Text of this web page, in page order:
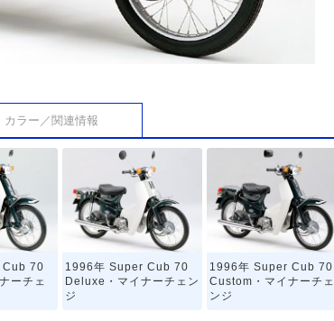
カラー／関連情報
Cub 70
ーチェ
1996年 Super Cub 70
Deluxe・マイナーチェン
ジ
1996年 Super Cub 70
Custom・マイナーチェ
ンジ